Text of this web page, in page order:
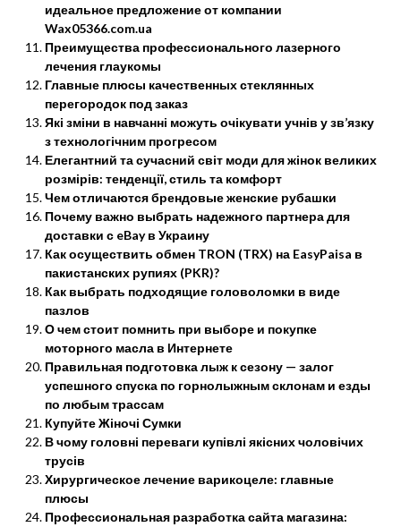
идеальное предложение от компании
Wax05366.com.ua
Преимущества профессионального лазерного
лечения глаукомы
Главные плюсы качественных стеклянных
перегородок под заказ
Які зміни в навчанні можуть очікувати учнів у зв’язку
з технологічним прогресом
Елегантний та сучасний світ моди для жінок великих
розмірів: тенденції, стиль та комфорт
Чем отличаются брендовые женские рубашки
Почему важно выбрать надежного партнера для
доставки с eBay в Украину
Как осуществить обмен TRON (TRX) на EasyPaisa в
пакистанских рупиях (PKR)?
Как выбрать подходящие головоломки в виде
пазлов
О чем стоит помнить при выборе и покупке
моторного масла в Интернете
Правильная подготовка лыж к сезону — залог
успешного спуска по горнолыжным склонам и езды
по любым трассам
Купуйте Жіночі Сумки
В чому головні переваги купівлі якісних чоловічих
трусів
Хирургическое лечение варикоцеле: главные
плюсы
Профессиональная разработка сайта магазина: